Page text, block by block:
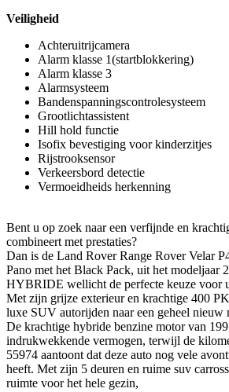
Veiligheid
Achteruitrijcamera
Alarm klasse 1(startblokkering)
Alarm klasse 3
Alarmsysteem
Bandenspanningscontrolesysteem
Grootlichtassistent
Hill hold functie
Isofix bevestiging voor kinderzitjes
Rijstrooksensor
Verkeersbord detectie
Vermoeidheids herkenning
Bent u op zoek naar een verfijnde en
combineert met prestaties?
Dan is de Land Rover Range Rover Velar
Pano met het Black Pack, uit het modeljaar
HYBRIDE wellicht de perfecte keuze voor
Met zijn grijze exterieur en krachtige 400
luxe SUV autorijden naar een geheel nieuw
De krachtige hybride benzine motor van
indrukwekkende vermogen, terwijl de
55974 aantoont dat deze auto nog vele
heeft. Met zijn 5 deuren en ruime suv
ruimte voor het hele gezin,